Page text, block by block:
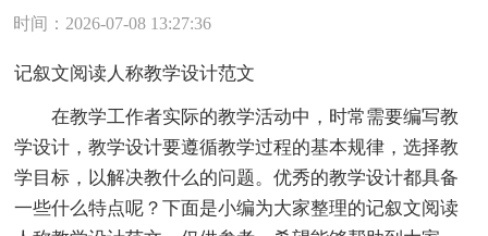
时间：2026-07-08 13:27:36
记叙文阅读人称教学设计范文
在教学工作者实际的教学活动中，时常需要编写教
学设计，教学设计要遵循教学过程的基本规律，选择教
学目标，以解决教什么的问题。优秀的教学设计都具备
一些什么特点呢？下面是小编为大家整理的记叙文阅读